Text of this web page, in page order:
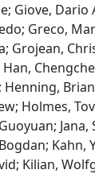
Giove, Dario
Greco,
Grojean,
Han,
Henning,
Holmes,
Jana,
Kahn,
Kilian,